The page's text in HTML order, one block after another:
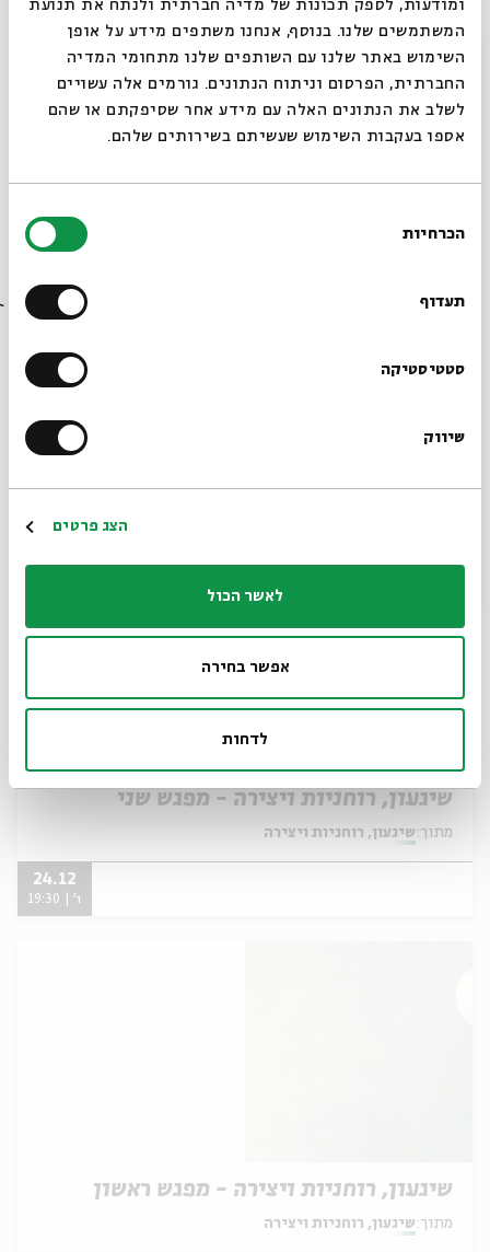
ומודעות, לספק תכונות של מדיה חברתית ולנתח את תנועת
המשתמשים שלנו. בנוסף, אנחנו משתפים מידע על אופן
השימוש באתר שלנו עם השותפים שלנו מתחומי המדיה
החברתית, הפרסום וניתוח הנתונים. גורמים אלה עשויים
לשלב את הנתונים האלה עם מידע אחר שסיפקתם או שהם
אספו בעקבות השימוש שעשיתם בשירותים שלהם.
הסכמה
הכרחיות
תעדוף
סטטיסטיקה
שיווק
הצג פרטים
לאשר הכול
אפשר בחירה
לדחות
שיגעון, רוחניות ויצירה - מפגש רביעי
מתוך:שיגעון, רוחניות ויצירה
ו' | 19:30
מתוך:
31.12
שיגעון, רוחניות ויצירה - מפגש שני
מתוך: שיגעון, רוחניות ויצירה
24.12
ו' | 19:30
שיגעון, רוחניות ויצירה - מפגש ראשון
מתוך: שיגעון, רוחניות ויצירה
סגור